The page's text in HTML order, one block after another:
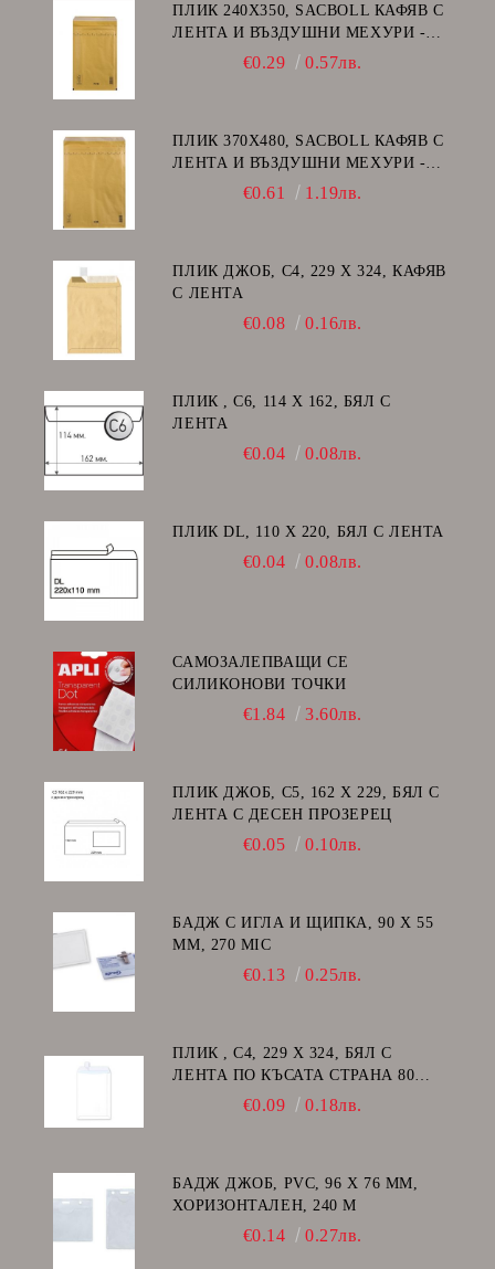
ПЛИК 240Х350, SACBOLL КАФЯВ С
ЛЕНТА И ВЪЗДУШНИ МЕХУРИ -
€0.29 0.57лв.
ПЛИК 370Х480, SACBOLL КАФЯВ С
ЛЕНТА И ВЪЗДУШНИ МЕХУРИ -
€0.61 1.19лв.
ПЛИК ДЖОБ, C4, 229 Х 324, КАФЯВ
С ЛЕНТА
€0.08 0.16лв.
ПЛИК , C6, 114 Х 162, БЯЛ С
ЛЕНТА
€0.04 0.08лв.
ПЛИК DL, 110 Х 220, БЯЛ С ЛЕНТА
€0.04 0.08лв.
САМОЗАЛЕПВАЩИ СЕ
СИЛИКОНОВИ ТОЧКИ
€1.84 3.60лв.
ПЛИК ДЖОБ, C5, 162 Х 229, БЯЛ С
ЛЕНТА С ДЕСЕН ПРОЗЕРЕЦ
€0.05 0.10лв.
БАДЖ С ИГЛА И ЩИПКА, 90 Х 55
ММ, 270 MIC
€0.13 0.25лв.
ПЛИК , C4, 229 Х 324, БЯЛ С
ЛЕНТА ПО КЪСАТА СТРАНА 80
€0.09 0.18лв.
БАДЖ ДЖОБ, PVC, 96 Х 76 ММ,
ХОРИЗОНТАЛЕН, 240 Μ
€0.14 0.27лв.